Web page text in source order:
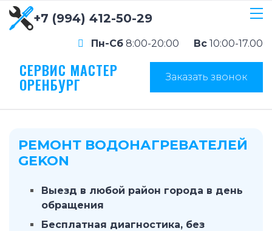
+7 (994) 412-50-29
Пн-Сб 8:00-20:00 Вс 10:00-17.00
СЕРВИС МАСТЕР
ОРЕНБУРГ Заказать звонок
РЕМОНТ ВОДОНАГРЕВАТЕЛЕЙ
GEKON
Выезд в любой район города в день
обращения
Бесплатная диагностика, без